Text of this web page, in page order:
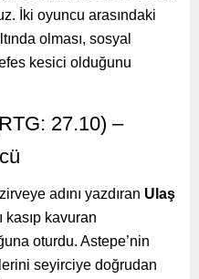
İki oyuncu arasındaki
olması, sosyal
kesici olduğunu
27.10) –
adını yazdıran Ulaş
kasıp kavuran
oturdu. Astepe’nin
seyirciye doğrudan